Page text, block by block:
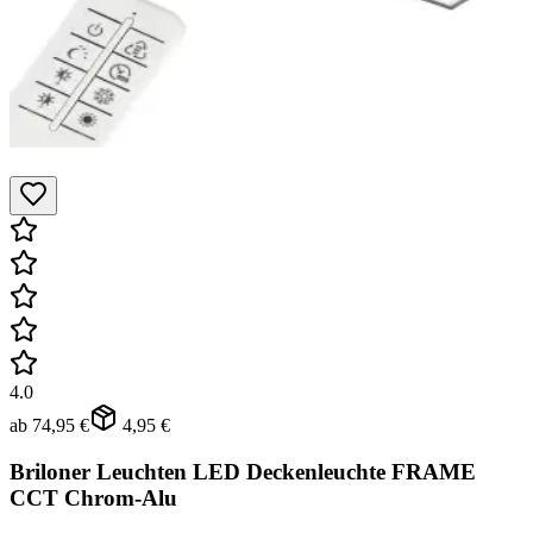
4.0
ab 74,95 € 4,95 €
Briloner Leuchten LED Deckenleuchte FRAME
CCT Chrom-Alu